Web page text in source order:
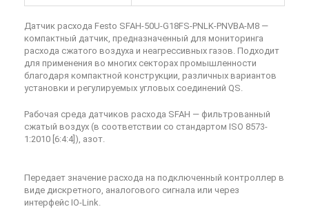
Датчик расхода Festo SFAH-50U-G18FS-PNLK-PNVBA-M8 —
компактный датчик, предназначенный для мониторинга
расхода сжатого воздуха и неагрессивных газов. Подходит
для применения во многих секторах промышленности
благодаря компактной конструкции, различных вариантов
установки и регулируемых угловых соединений QS.
Рабочая среда датчиков расхода SFAH — фильтрованный
сжатый воздух (в соответствии со стандартом ISO 8573-
1:2010 [6:4:4]), азот.
Передает значение расхода на подключенный контроллер в
виде дискретного, аналогового сигнала или через
интерфейс IO-Link.